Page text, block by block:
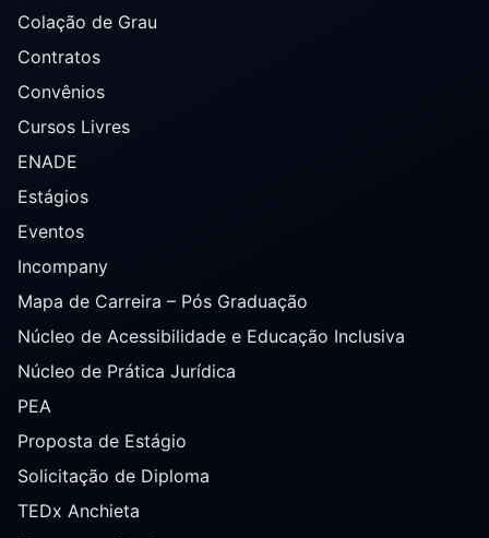
Colação de Grau
Contratos
Convênios
Cursos Livres
ENADE
Estágios
Eventos
Incompany
Mapa de Carreira – Pós Graduação
Núcleo de Acessibilidade e Educação Inclusiva
Núcleo de Prática Jurídica
PEA
Proposta de Estágio
Solicitação de Diploma
TEDx Anchieta